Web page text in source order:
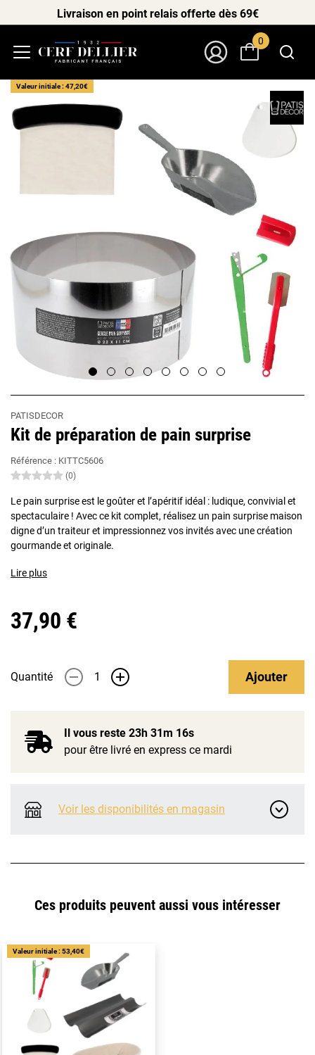
Livraison en point relais offerte dès 69€
0
PATISDECOR
Kit de préparation de pain surprise
Référence : KITTC5606
(0)
Le pain surprise est le goûter et l’apéritif idéal : ludique, convivial et
spectaculaire ! Avec ce kit complet, réalisez un pain surprise maison
digne d’un traiteur et impressionnez vos invités avec une création
gourmande et originale.
Lire plus
37,90 €
Quantité - + Ajouter
Il vous reste 23h 31m 16s
pour être livré en express ce mardi
Voir les disponibilités en magasin
Valeur initiale : 47,20€
Ces produits peuvent aussi vous intéresser
Valeur initiale : 53,40€